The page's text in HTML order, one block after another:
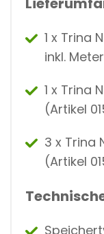
1 x Trina
inkl.
1 x Trina
(Artikel
3 x Trina
(Artikel